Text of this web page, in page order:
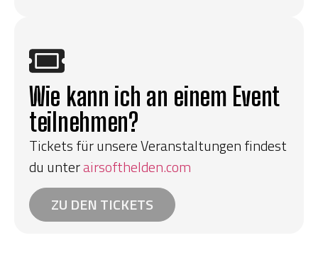
Wie kann ich an einem Event
teilnehmen?
Tickets für unsere Veranstaltungen findest
du unterairsofthelden.com
ZU DEN TICKETS